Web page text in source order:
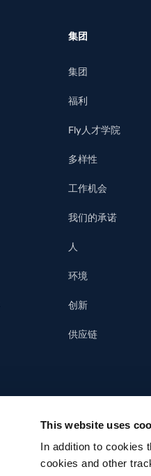
This website uses
In addition to cookies
cookies and other
集团
集团
福利
Fly人才学院
多样性
工作机会
我们的承诺
人
环境
创新
供应链